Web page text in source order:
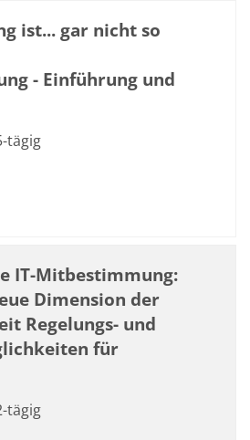
ist... gar nicht so
- Einführung und
tägig
IT-Mitbestimmung:
Dimension der
Regelungs- und
für
tägig